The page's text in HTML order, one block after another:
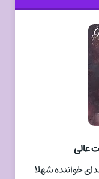
عالی
خواننده شهلا